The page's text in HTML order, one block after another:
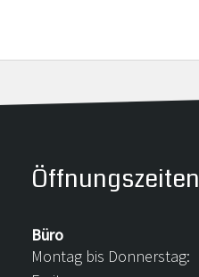
Öffnungszeiten
Büro
Montag bis Donnerstag: